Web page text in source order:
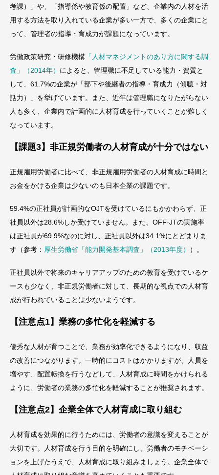
考課）」や、「指導係や教育係の配置」など、企業内の人材を活
用する方法を取り入れている企業が多い一方で、多くの企業にと
って、管理者の指導・育成力が課題になっています。
労働政策研究・研修機構 「人材マネジメントのあり方に関する調
査」（2014年） によると、管理職に不足している能力・資質と
して、61.7%の企業が「部下や後継者の指導・育成力（傾聴・対
話力）」を挙げています。また、近年は管理職になりたがらない
人も多く、企業内で計画的に人材育成を行っていくことが難しく
なっています。
【課題3】非正規労働者の人材育成が十分ではない
正規雇用労働者に比べて、非正規雇用労働者の人材育成に時間と
お金をかける企業は少ないのも日本企業の課題です。
59.4%の正社員が計画的なOJTを受けているにもかかわらず、正
社員以外は28.6%しか受けていません。また、OFF-JTの実施率
は正社員が69.9%なのに対し、正社員以外は34.1%にとどまりま
す（参考： 厚生労働省「能力開発基本調査」（2013年度） ）。
正社員以外で将来のキャリアアップのための教育を受けているケ
ースも少なく、非正規労働者に対して、長期的な視点での人材育
成が行われていることは少ないようです。
【注意点1】業務の多忙化を軽減する
優秀な人材が育つことで、業務が効率化できるようになり、収益
の改善につながります。一時的にコストはかかりますが、人員を
増やす、配置転換を行うなどして、人材育成に時間をかけられる
ように、労働者の業務の多忙化を軽減することが推奨されます。
【注意点2】企業全体で人材育成に取り組む
人材育成を効果的に行うためには、労働者の意識を変えることが
大切です。人材育成を行う目的を明確にし、労働者のモチベーシ
ョンを上げたうえで、人材育成に取り組みましょう。企業全体で